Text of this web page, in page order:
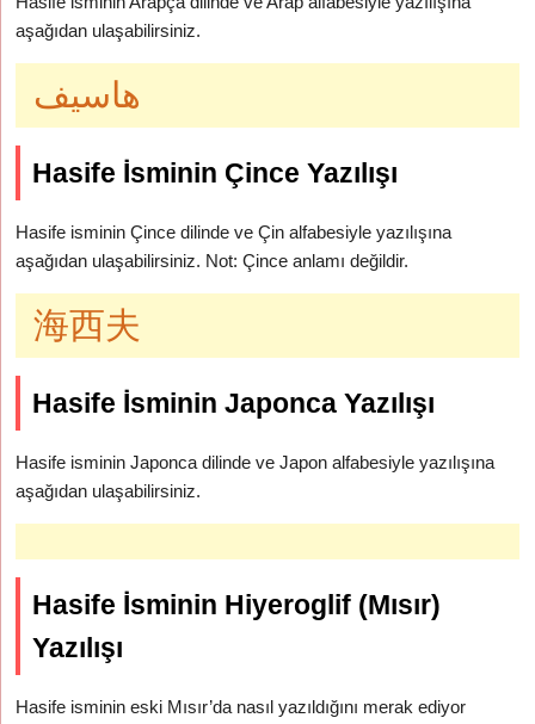
aşağıdan ulaşabilirsiniz.
هاسيف
Hasife İsminin Çince Yazılışı
Hasife isminin Çince dilinde ve Çin alfabesiyle yazılışına
aşağıdan ulaşabilirsiniz. Not: Çince anlamı değildir.
海西夫
Hasife İsminin Japonca Yazılışı
Hasife isminin Japonca dilinde ve Japon alfabesiyle yazılışına
aşağıdan ulaşabilirsiniz.
Hasife İsminin Hiyeroglif (Mısır)
Yazılışı
Hasife isminin eski Mısır’da nasıl yazıldığını merak ediyor